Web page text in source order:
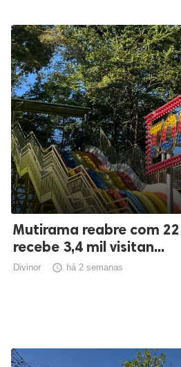
Mutirama reabre com
recebe 3,4 mil visitan...
Divinor  há 2 semanas